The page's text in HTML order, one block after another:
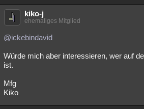
kiko-j
ehemaliges Mitglied
@ickebindavid
Würde mich aber interessieren, wer auf
ist.
Mfg
Kiko